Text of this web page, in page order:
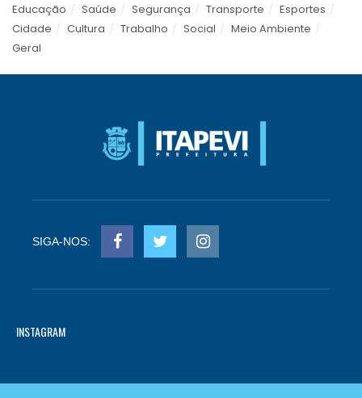
Educação Saúde Segurança Transporte
Esportes
Cidade
Cultura Trabalho Social
Meio Ambiente
Geral
SIGA-NOS:
INSTAGRAM